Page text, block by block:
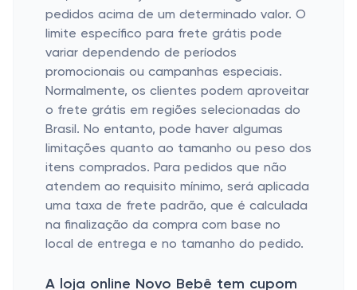
pedidos acima de um determinado valor. O
limite específico para frete grátis pode
variar dependendo de períodos
promocionais ou campanhas especiais.
Normalmente, os clientes podem aproveitar
o frete grátis em regiões selecionadas do
Brasil. No entanto, pode haver algumas
limitações quanto ao tamanho ou peso dos
itens comprados. Para pedidos que não
atendem ao requisito mínimo, será aplicada
uma taxa de frete padrão, que é calculada
na finalização da compra com base no
local de entrega e no tamanho do pedido.
A loja online Novo Bebê tem cupom